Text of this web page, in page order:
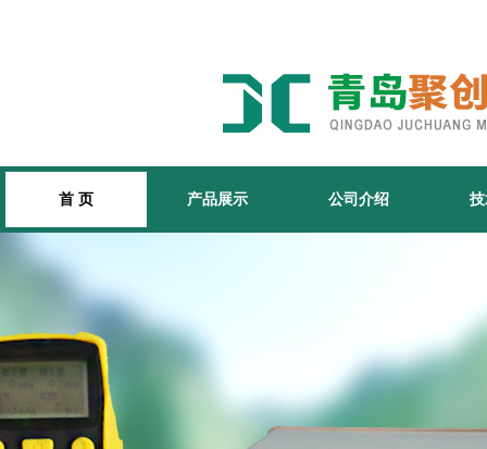
首 页 产品展示 公司介绍